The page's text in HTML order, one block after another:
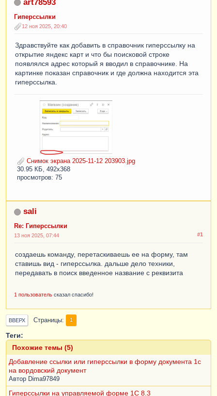
art78593
Гиперссылки
12 ноя 2025, 20:40
Здравствуйте как добавить в справочник гиперссылку на
открытие яндекс карт и что бы поисковой строке
появлялся адрес который я вводил в справочнике. На
картинке показан справочник и где должна находится эта
гиперссылка.
Снимок экрана 2025-11-12 203903.jpg
30.95 КБ, 492x368
просмотров: 75
sali
Re: Гиперссылки
#1
13 ноя 2025, 07:44
создаешь команду, перетаскиваешь ее на форму, там
ставишь вид - гиперссылка. дальше дело техники,
передавать в поиск введенное название с реквизита
1 пользователь сказал спасибо!
ВВЕРХ Страницы 1
Теги:
Похожие темы (5)
Добавление ссылки или гиперссылки в форму документа 1с
на вордовский документ
Автор Dima97849
Гиперссылки на управляемой форме 1С 8.3